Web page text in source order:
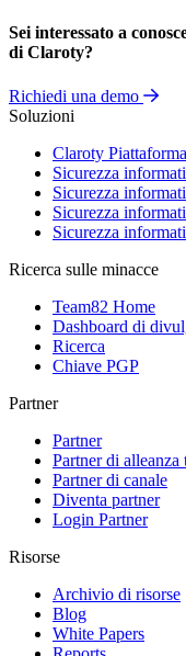
Sei interessato a
di Claroty?
Richiedi una demo
Soluzioni
Claroty
Sicurezza
Sicurezza
Sicurezza
Sicurezza
Ricerca sulle minacce
Team82 Home
Dashboard di
Ricerca
Chiave PGP
Partner
Partner
Partner di alleanza
Partner di canale
Diventa partner
Login Partner
Risorse
Archivio di risorse
Blog
White Papers